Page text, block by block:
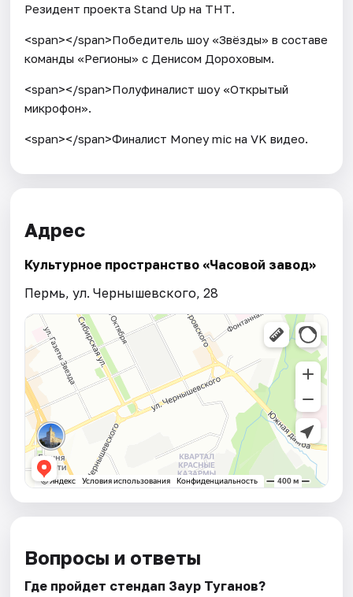
Резидент проекта Stand Up на ТНТ.
<span></span>Победитель шоу «Звёзды» в составе
команды «Регионы» с Денисом Дороховым.
<span></span>Полуфиналист шоу «Открытый
микрофон».
<span></span>Финалист Money mic на VK видео.
Адрес
Культурное пространство «Часовой завод»
Пермь, ул. Чернышевского, 28
Вопросы и ответы
Где пройдет стендап Заур Туганов?